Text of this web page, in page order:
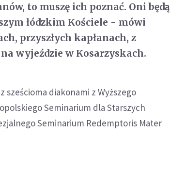
to muszę ich poznać. Oni będą
łódzkim Kościele - mówi
przyszłych kapłanach, z
wyjeździe w Kosarzyskach.
sześcioma diakonami z Wyższego
Seminarium dla Starszych
Seminarium Redemptoris Mater